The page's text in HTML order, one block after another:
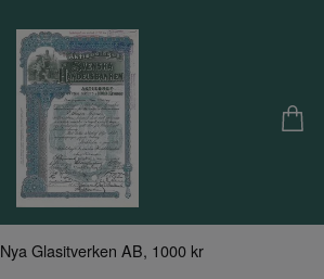
Nya Glasitverken AB, 1000 kr